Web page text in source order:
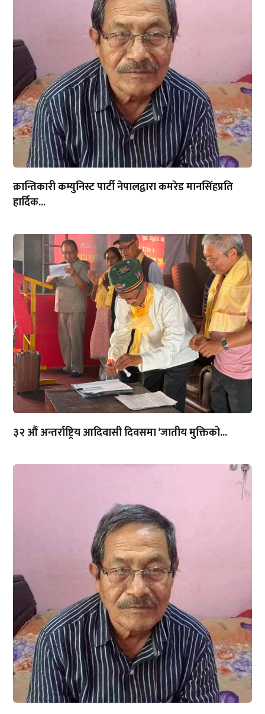
क्रान्तिकारी कम्युनिस्ट पार्टी नेपालद्वारा कमरेड मानसिंहप्रति
हार्दिक...
३२ औँ अन्तर्राष्ट्रिय आदिवासी दिवसमा ‘जातीय मुक्तिको...